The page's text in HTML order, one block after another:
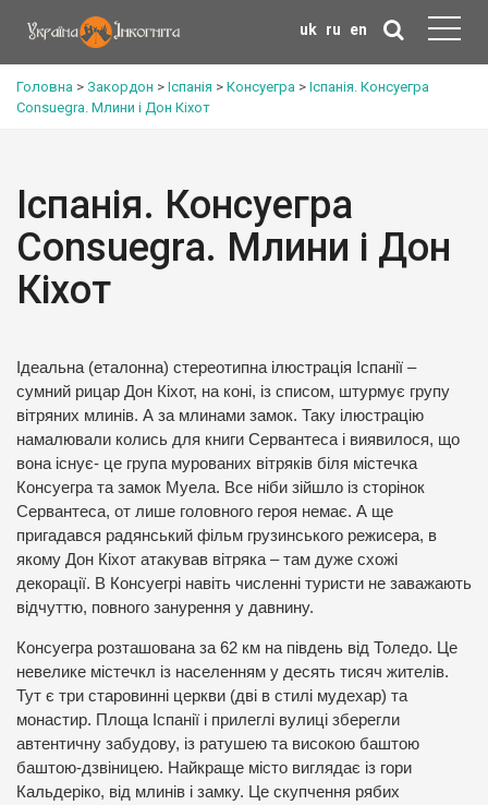
uk ru en
Головна > Закордон > Іспанія > Консуегра > Іспанія. Консуегра
Consuegra. Млини і Дон Кіхот
Іспанія. Консуегра
Consuegra. Млини і Дон
Кіхот
Ідеальна (еталонна) стереотипна ілюстрація Іспанії –
сумний рицар Дон Кіхот, на коні, із списом, штурмує групу
вітряних млинів. А за млинами замок. Таку ілюстрацію
намалювали колись для книги Сервантеса і виявилося, що
вона існує- це група мурованих вітряків біля містечка
Консуегра та замок Муела. Все ніби зійшло із сторінок
Сервантеса, от лише головного героя немає. А ще
пригадався радянський фільм грузинського режисера, в
якому Дон Кіхот атакував вітряка – там дуже схожі
декорації. В Консуегрі навіть численні туристи не заважають
відчуттю, повного занурення у давнину.
Консуегра розташована за 62 км на південь від Толедо. Це
невелике містечкл із населенням у десять тисяч жителів.
Тут є три старовинні церкви (дві в стилі мудехар) та
монастир. Площа Іспанії і прилеглі вулиці зберегли
автентичну забудову, із ратушею та високою баштою
баштою-дзвіницею. Найкраще місто виглядає із гори
Кальдеріко, від млинів і замку. Це скупчення рябих